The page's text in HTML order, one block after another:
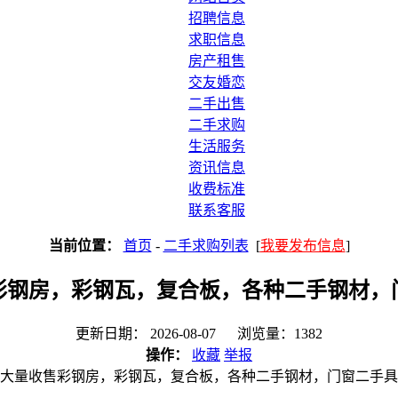
招聘信息
求职信息
房产租售
交友婚恋
二手出售
二手求购
生活服务
资讯信息
收费标准
联系客服
当前位置： 首页 - 二手求购列表 [我要发布信息]
钢房，彩钢瓦，复合板，各种二手钢材，
更新日期： 2026-08-07 浏览量：1382
操作：
收藏 举报
大量收售彩钢房，彩钢瓦，复合板，各种二手钢材，门窗二手具